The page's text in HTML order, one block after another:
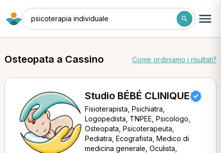
psicoterapia individuale
Osteopata a Cassino Come ordiniamo i risultati?
Studio BÉBÉ CLINIQUE
Fisioterapista, Psichiatra,
Logopedista, TNPEE, Psicologo,
Osteopata, Psicoterapeuta,
Pediatra, Ecografista, Medico di
medicina generale, Oculista,